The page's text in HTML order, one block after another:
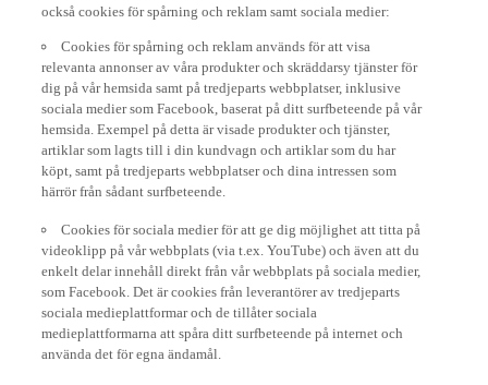
också cookies för spårning och reklam samt sociala medier:
Cookies för spårning och reklam används för att visa
relevanta annonser av våra produkter och skräddarsy tjänster för
dig på vår hemsida samt på tredjeparts webbplatser, inklusive
sociala medier som Facebook, baserat på ditt surfbeteende på vår
hemsida. Exempel på detta är visade produkter och tjänster,
artiklar som lagts till i din kundvagn och artiklar som du har
köpt, samt på tredjeparts webbplatser och dina intressen som
härrör från sådant surfbeteende.
Cookies för sociala medier för att ge dig möjlighet att titta på
videoklipp på vår webbplats (via t.ex. YouTube) och även att du
enkelt delar innehåll direkt från vår webbplats på sociala medier,
som Facebook. Det är cookies från leverantörer av tredjeparts
sociala medieplattformar och de tillåter sociala
medieplattformarna att spåra ditt surfbeteende på internet och
använda det för egna ändamål.